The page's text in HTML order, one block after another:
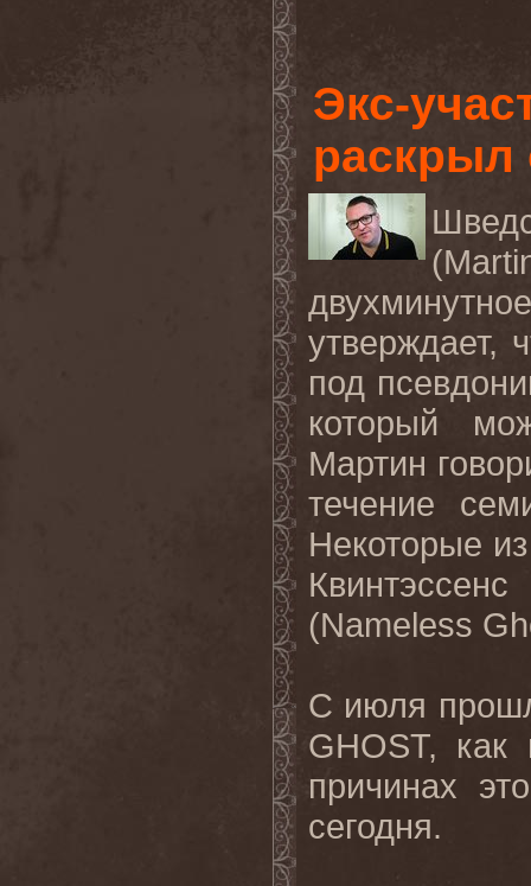
Экс-
раскрыл
(
утверждает,
под
который
Мартин
течение
Некоторые
Квинтэссенс
(Nameless
С июля
GHOST, как
причинах
сегодня.